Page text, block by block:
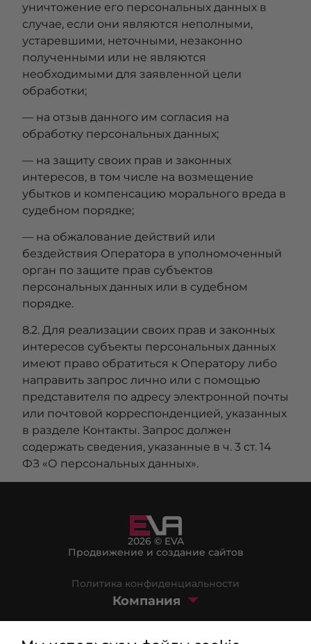
уничтожение его персональных данных в
случае, если они являются неполными,
устаревшими, неточными, незаконно
полученными или не являются
необходимыми для заявленной цели
обработки;
— на отзыв данного им согласия на
обработку персональных данных;
— на защиту своих прав и законных
интересов, в том числе на возмещение
убытков и компенсацию морального вреда в
судебном порядке;
— на обжалование действий или
бездействия Оператора в уполномоченный
орган по защите прав субъектов
персональных данных или в судебном
порядке.
8.2. Для реализации своих прав и законных
интересов субъекты персональных данных
имеют право обратиться к Оператору либо
направить запрос лично или с помощью
представителя по адресу электронной почты
или почтовой корреспонденцией, указанных
в разделе Контакты. Запрос должен
содержать сведения, указанные в ч. 3 ст. 14
ФЗ «О персональных данных».
2026 © EVA
Продвижение и создание сайтов
Политика конфиденциальности
Компания